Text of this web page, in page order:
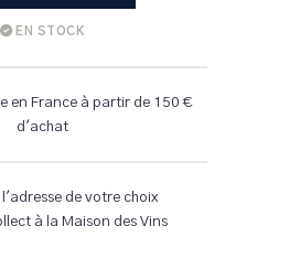
EN STOCK
en France à partir de 150 €
d'achat
de votre choix
à la Maison des Vins